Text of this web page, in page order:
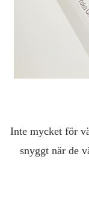
Inte mycket för
snyggt när de